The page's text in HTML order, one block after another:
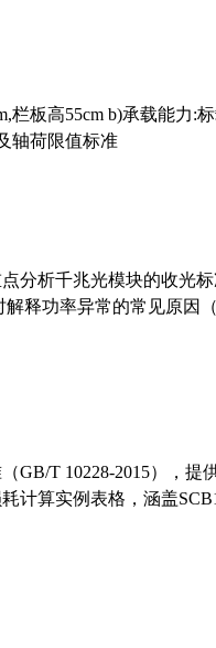
栏板高55cm b)承载能力:
轴荷限值标准
分析千兆光模块的收光
释功率异常的常见原因
GB/T 10228-2015），提
计算实例表格，涵盖